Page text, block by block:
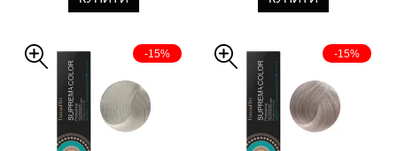
-15% -15%